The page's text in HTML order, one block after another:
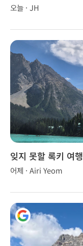
오늘 · JH
잊지 못할 록키 여행
어제 · Airi Yeom